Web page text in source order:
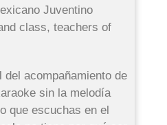
Juventino
class, teachers of
acompañamiento de
sin la melodía
que escuchas en el